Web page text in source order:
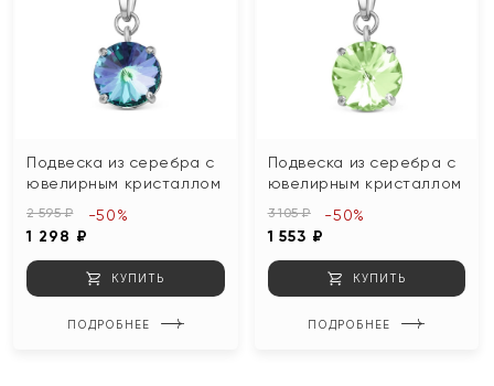
Подвеска из серебра с
ювелирным кристаллом
2 595 ₽
1 298 ₽
-50%
КУПИТЬ
ПОДРОБНЕЕ
Подвеска из серебра с
ювелирным кристаллом
3 105 ₽
1 553 ₽
-50%
КУПИТЬ
ПОДРОБНЕЕ